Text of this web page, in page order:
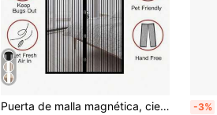
Puerta de malla magnética, cierre magnético - mantiene alejados a los insectos mientras deja entrar la brisa fresca, malla duradera - adecuada para mascotas y niños, se adapta a puertas principales y puertas corredizas -3%